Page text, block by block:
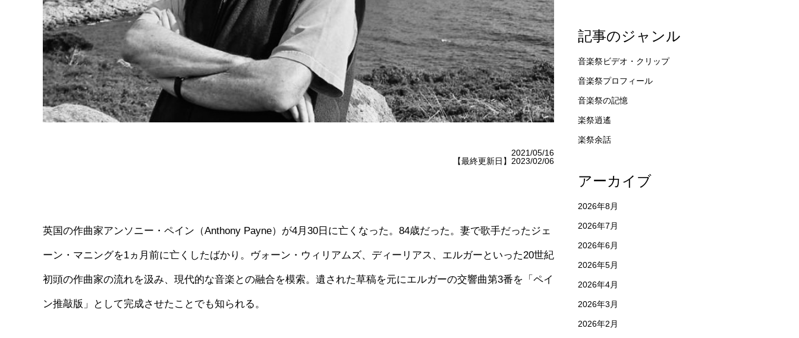
2021/05/16
【最終更新日】2023/02/06
英国の作曲家アンソニー・ペイン（Anthony Payne）が4月30日に亡くなった。84歳だった。妻で歌手だったジェ
ーン・マニングを1ヵ月前に亡くしたばかり。ヴォーン・ウィリアムズ、ディーリアス、エルガーといった20世紀
初頭の作曲家の流れを汲み、現代的な音楽との融合を模索。遺された草稿を元にエルガーの交響曲第3番を「ペイ
ン推敲版」として完成させたことでも知られる。
記事のジャンル
音楽祭ビデオ・クリップ
音楽祭プロフィール
音楽祭の記憶
楽祭逍遙
楽祭余話
アーカイブ
2026年8月
2026年7月
2026年6月
2026年5月
2026年4月
2026年3月
2026年2月